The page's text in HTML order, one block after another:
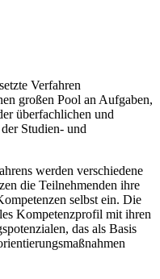
Verfahren
großen Pool an Aufgaben,
überfachlichen und
Studien- und
werden verschiedene
die Teilnehmenden ihre
selbst ein. Die
Kompetenzprofil mit ihren
das als Basis